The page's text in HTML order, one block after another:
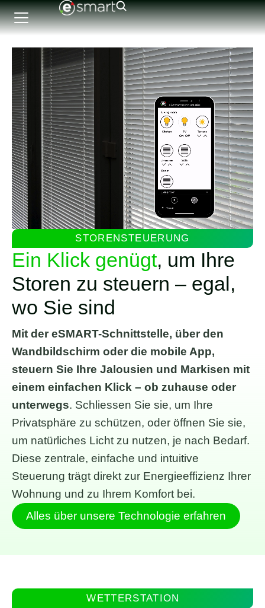
STORENSTEUERUNG
Ein Klick genügt, um Ihre
Storen zu steuern – egal,
wo Sie sind
Mit der eSMART-Schnittstelle, über den
Wandbildschirm oder die mobile App,
steuern Sie Ihre Jalousien und Markisen mit
einem einfachen Klick – ob zuhause oder
unterwegs. Schliessen Sie sie, um Ihre
Privatsphäre zu schützen, oder öffnen Sie sie,
um natürliches Licht zu nutzen, je nach Bedarf.
Diese zentrale, einfache und intuitive
Steuerung trägt direkt zur Energieeffizienz Ihrer
Wohnung und zu Ihrem Komfort bei.
Alles über unsere Technologie erfahren
WETTERSTATION